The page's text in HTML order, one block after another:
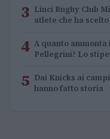
3 Linci Rugby Club
atlete che ha
4 A quanto
Pellegrini? Lo
5 Dai Knicks ai
hanno fatto storia